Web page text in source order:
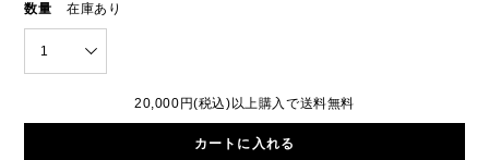
数量 在庫あり
1
20,000円(税込)以上購入で送料無料
カートに入れる